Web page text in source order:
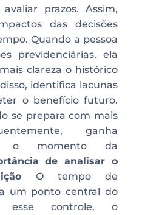
prazos. Assim,
das decisões
Quando a pessoa
previdenciárias, ela
clareza o histórico
identifica lacunas
o benefício futuro.
se prepara com mais
ganha
o momento da
de analisar o
O tempo de
um ponto central do
esse controle, o